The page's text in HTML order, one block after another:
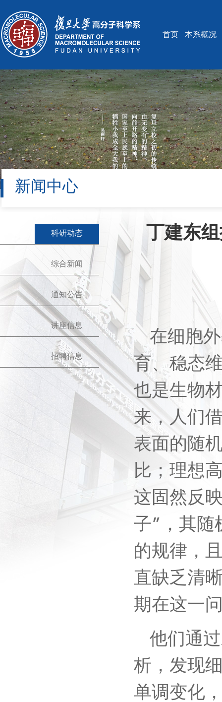
首页 本系概况
新闻中心
科研动态
综合新闻
通知公告
讲座信息
招聘信息
丁建东
在细胞
育、稳态
也是生物
来，人们
表面的随
比；理想
这固然反
子”，其随
的规律，
直缺乏清
期在这一
他们通
析，发现
单调变化